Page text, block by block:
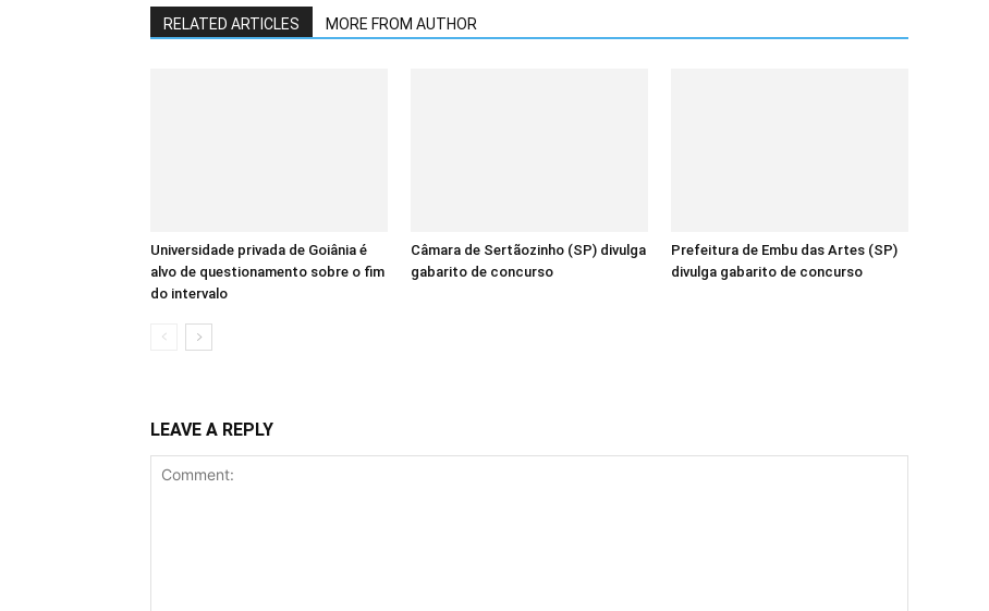
RELATED ARTICLES MORE FROM AUTHOR
Universidade privada de Goiânia é
alvo de questionamento sobre o fim
do intervalo
Câmara de Sertãozinho (SP) divulga
gabarito de concurso
Prefeitura de Embu das Artes (SP)
divulga gabarito de concurso
LEAVE A REPLY